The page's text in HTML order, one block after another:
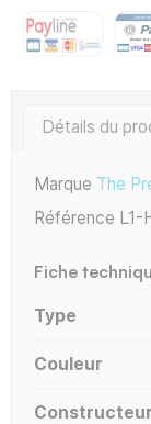
Détails du
Marque The
Référence L1-
Fiche
Type
Couleur
Constructeur